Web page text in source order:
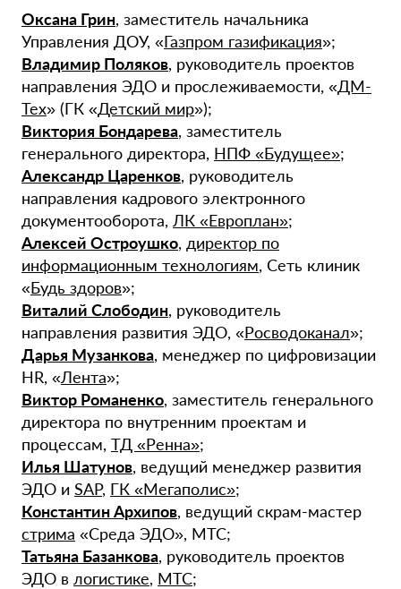
Оксана Грин, заместитель начальника
Управления ДОУ, «Газпром газификация»;
Владимир Поляков, руководитель проектов
направления ЭДО и прослеживаемости, «ДМ-
Тех» (ГК «Детский мир»);
Виктория Бондарева, заместитель
генерального директора, НПФ «Будущее»;
Александр Царенков, руководитель
направления кадрового электронного
документооборота, ЛК «Европлан»;
Алексей Остроушко, директор по
информационным технологиям, Сеть клиник
«Будь здоров»;
Виталий Слободин, руководитель
направления развития ЭДО, «Росводоканал»;
Дарья Музанкова, менеджер по цифровизации
HR, «Лента»;
Виктор Романенко, заместитель генерального
директора по внутренним проектам и
процессам, ТД «Ренна»;
Илья Шатунов, ведущий менеджер развития
ЭДО и SAP, ГК «Мегаполис»;
Константин Архипов, ведущий скрам-мастер
стрима «Среда ЭДО», МТС;
Татьяна Базанкова, руководитель проектов
ЭДО в логистике, МТС;